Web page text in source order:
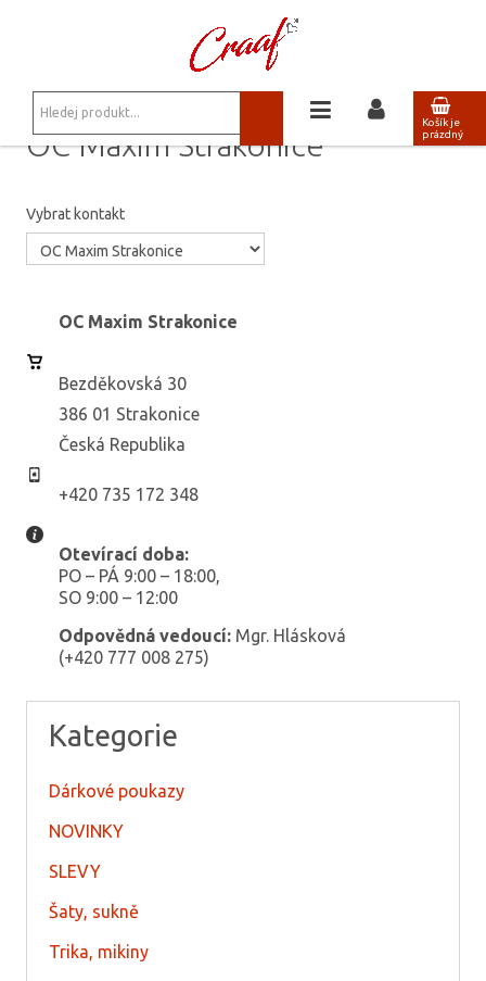
Košík je
prázdný
NAŠE PRODEJNY /
OC MAXIM STRAKONICE
OC Maxim Strakonice
Vybrat kontakt
OC Maxim Strakonice
Bezděkovská 30
386 01 Strakonice
Česká Republika
+420 735 172 348
Otevírací doba:
PO – PÁ 9:00 – 18:00,
SO 9:00 – 12:00
Odpovědná vedoucí: Mgr. Hlásková
(+420 777 008 275)
Kategorie
Dárkové poukazy
NOVINKY
SLEVY
Šaty, sukně
Trika, mikiny